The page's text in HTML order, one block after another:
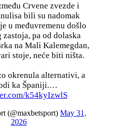
Crvene zvezde i
bili su nadomak
u međuvremenu došlo
pa od dolaska
na Mali Kalemegdan,
stoje, neće biti ništa.
okrenula alternativi, a
ka Španiji.…
k54kyIzwlS
(@maxbetsport) May 31,
2026